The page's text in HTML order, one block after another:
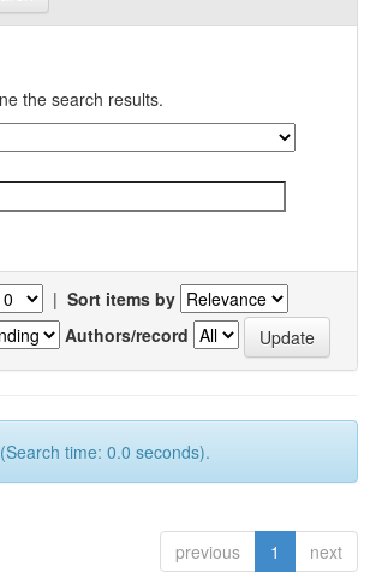
the search results.
| Sort items by
Authors/record
time: 0.0 seconds).
previous 1 next